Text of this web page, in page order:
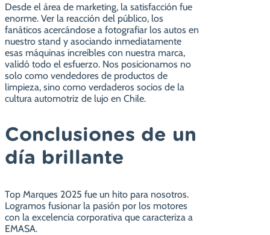
Desde el área de marketing, la satisfacción fue
enorme. Ver la reacción del público, los
fanáticos acercándose a fotografiar los autos en
nuestro stand y asociando inmediatamente
esas máquinas increíbles con nuestra marca,
validó todo el esfuerzo. Nos posicionamos no
solo como vendedores de productos de
limpieza, sino como verdaderos socios de la
cultura automotriz de lujo en Chile.
Conclusiones de un
día brillante
Top Marques 2025 fue un hito para nosotros.
Logramos fusionar la pasión por los motores
con la excelencia corporativa que caracteriza a
EMASA.